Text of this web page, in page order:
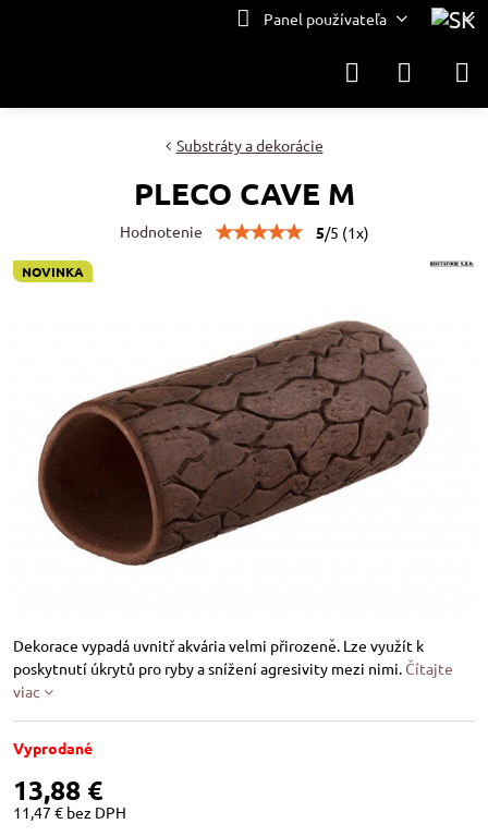
Panel používateľa
NOVINKA
Substráty a dekorácie
PLECO CAVE M
Hodnotenie 5/5 (1x)
Dekorace vypadá uvnitř akvária velmi přirozeně. Lze využít k
poskytnutí úkrytů pro ryby a snížení agresivity mezi nimi.Čítajte
viac
Vyprodané
13,88 €
11,47 € bez DPH